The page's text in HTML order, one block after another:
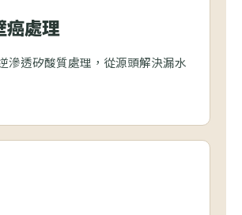
癌處理
滲透矽酸質處理，從源頭解決漏水